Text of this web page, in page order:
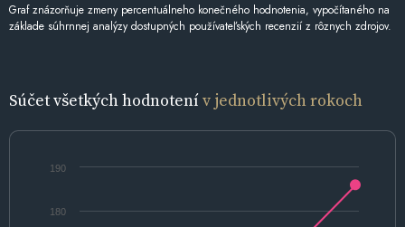
Graf znázorňuje zmeny percentuálneho konečného hodnotenia, vypočítaného na
základe súhrnnej analýzy dostupných používateľských recenzií z rôznych zdrojov.
Súčet všetkých hodnotenív jednotlivých rokoch
180
190